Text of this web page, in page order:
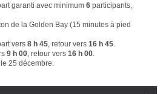
garanti avec minimum 6 participants,
de la Golden Bay (15 minutes à pied
vers 8 h 45 , retour vers 16 h 45
9 h 00 , retour vers 16 h 00
25 décembre.